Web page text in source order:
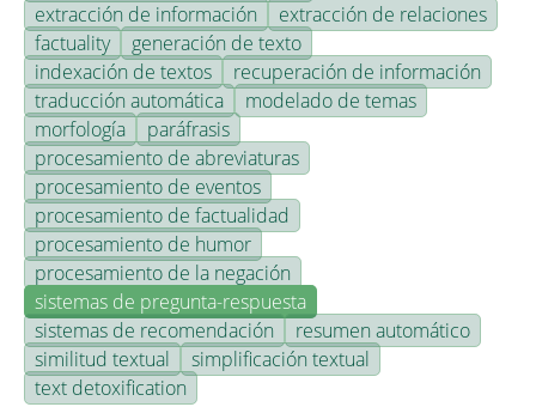
extracción de información
extracción de relaciones
factuality
generación de texto
indexación de textos
recuperación de información
traducción automática
modelado de temas
morfología
paráfrasis
procesamiento de abreviaturas
procesamiento de eventos
procesamiento de factualidad
procesamiento de humor
procesamiento de la negación
sistemas de pregunta-respuesta
sistemas de recomendación
resumen automático
similitud textual
simplificación textual
text detoxification